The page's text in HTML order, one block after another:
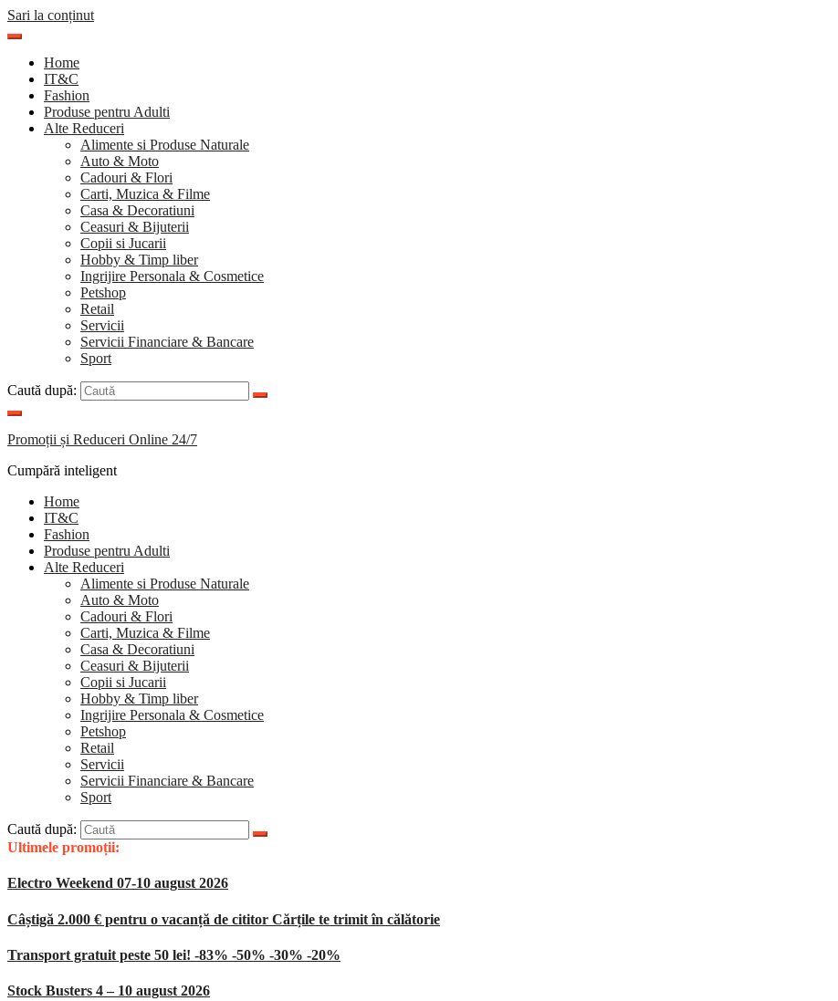
Sari la conținut
Home
IT&C
Fashion
Produse pentru Adulti
Alte Reduceri
Alimente si Produse Naturale
Auto & Moto
Cadouri & Flori
Carti, Muzica & Filme
Casa & Decoratiuni
Ceasuri & Bijuterii
Copii si Jucarii
Hobby & Timp liber
Ingrijire Personala & Cosmetice
Petshop
Retail
Servicii
Servicii Financiare & Bancare
Sport
Caută după:
Promoții și Reduceri Online 24/7
Cumpără inteligent
Home
IT&C
Fashion
Produse pentru Adulti
Alte Reduceri
Alimente si Produse Naturale
Auto & Moto
Cadouri & Flori
Carti, Muzica & Filme
Casa & Decoratiuni
Ceasuri & Bijuterii
Copii si Jucarii
Hobby & Timp liber
Ingrijire Personala & Cosmetice
Petshop
Retail
Servicii
Servicii Financiare & Bancare
Sport
Caută după:
Ultimele promoții:
Electro Weekend 07-10 august 2026
Câștigă 2.000 € pentru o vacanță de cititor Cărțile te trimit în călătorie
Transport gratuit peste 50 lei! -83% -50% -30% -20%
Stock Busters 4 – 10 august 2026